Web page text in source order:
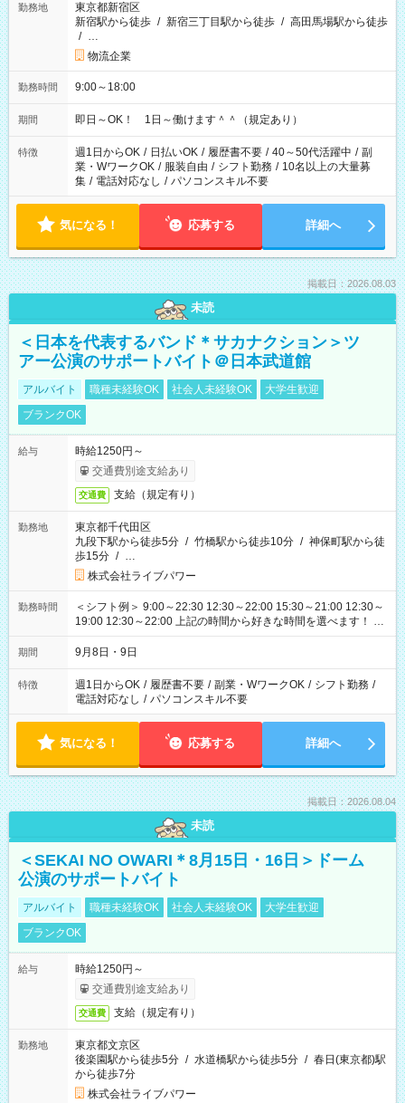
勤務地
東京都新宿区
新宿駅から徒歩 / 新宿三丁目駅から徒歩 / 高田馬場駅から徒歩
/ …
物流企業
勤務時間 9:00～18:00
期間 即日～OK！ 1日～働けます＾＾（規定あり）
特徴 週1日からOK / 日払いOK / 履歴書不要 / 40～50代活躍中 / 副
業・WワークOK / 服装自由 / シフト勤務 / 10名以上の大量募
集 / 電話対応なし / パソコンスキル不要
気になる！ 応募する 詳細へ
掲載日：2026.08.03
未読
＜日本を代表するバンド＊サカナクション＞ツ
アー公演のサポートバイト＠日本武道館
アルバイト 職種未経験OK 社会人未経験OK
大学生歓迎
ブランクOK
給与
時給1250円～
交通費別途支給あり
交通費 支給（規定有り）
勤務地
東京都千代田区
九段下駅から徒歩5分 / 竹橋駅から徒歩10分 / 神保町駅から徒
歩15分 / …
株式会社ライブパワー
勤務時間
＜シフト例＞ 9:00～22:30 12:30～22:00 15:30～21:00 12:30～
19:00 12:30～22:00 上記の時間から好きな時間を選べます！ ※
時間は変更となる可能性があります
期間 9月8日・9日
特徴 週1日からOK / 履歴書不要 / 副業・WワークOK / シフト勤務 /
電話対応なし / パソコンスキル不要
気になる！ 応募する 詳細へ
掲載日：2026.08.04
未読
＜SEKAI NO OWARI＊8月15日・16日＞ドーム
公演のサポートバイト
アルバイト 職種未経験OK 社会人未経験OK
大学生歓迎
ブランクOK
給与
時給1250円～
交通費別途支給あり
交通費 支給（規定有り）
勤務地
東京都文京区
後楽園駅から徒歩5分 / 水道橋駅から徒歩5分 / 春日(東京都)駅
から徒歩7分
株式会社ライブパワー